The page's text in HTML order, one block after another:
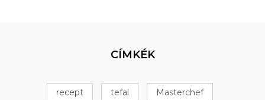
CÍMKÉK
recept tefal Masterchef